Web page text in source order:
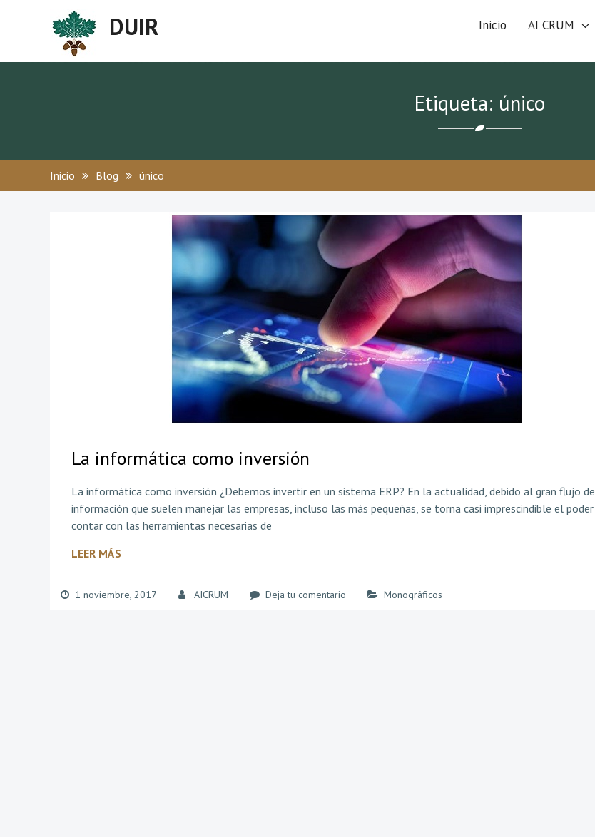
DUIR Inicio AI CRUM
Etiqueta: único
Inicio Blog único
La informática como inversión
La informática como inversión ¿Debemos invertir en un sistema ERP? En la actualidad, debido al gran flujo de
información que suelen manejar las empresas, incluso las más pequeñas, se torna casi imprescindible el poder
contar con las herramientas necesarias de
LEER MÁS
1 noviembre, 2017 AICRUM Deja tu comentario Monográficos